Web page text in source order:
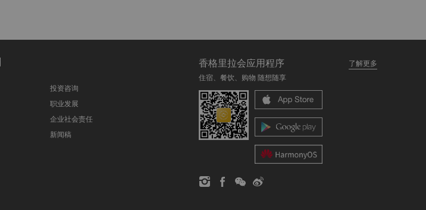
投资咨询
职业发展
企业社会责任
新闻稿
香格里拉会应用程序
了解更多
住宿、餐饮、购物 随想随享